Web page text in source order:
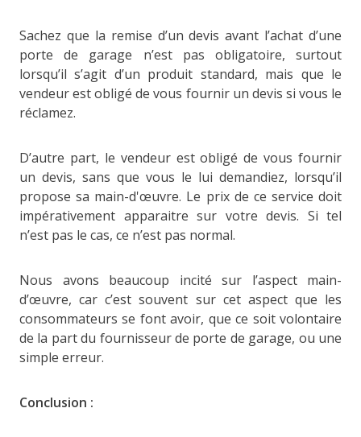
Sachez que la remise d’un devis avant l’achat d’une
porte de garage n’est pas obligatoire, surtout
lorsqu’il s’agit d’un produit standard, mais que le
vendeur est obligé de vous fournir un devis si vous le
réclamez.
D’autre part, le vendeur est obligé de vous fournir
un devis, sans que vous le lui demandiez, lorsqu’il
propose sa main-d'œuvre. Le prix de ce service doit
impérativement apparaitre sur votre devis. Si tel
n’est pas le cas, ce n’est pas normal.
Nous avons beaucoup incité sur l’aspect main-
d’œuvre, car c’est souvent sur cet aspect que les
consommateurs se font avoir, que ce soit volontaire
de la part du fournisseur de porte de garage, ou une
simple erreur.
Conclusion :